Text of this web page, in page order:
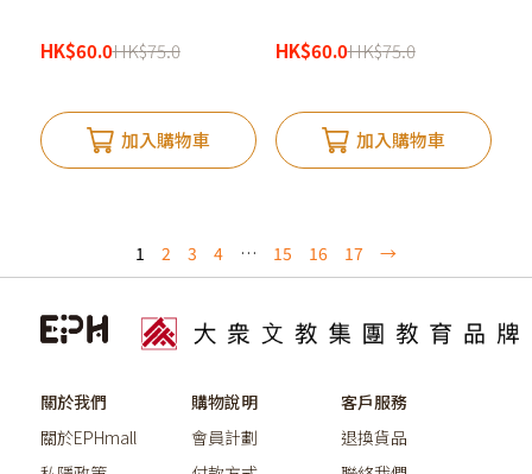
HK$60.0HK$75.0
加入購物車
HK$60.0HK$75.0
加入購物車
1 2 3 4 … 15 16 17 →
關於我們
關於EPHmall
購物說明
會員計劃
客戶服務
退換貨品